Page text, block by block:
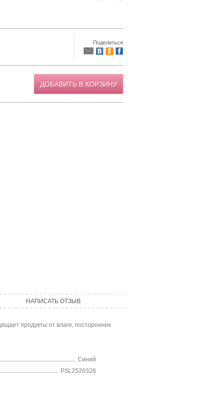
Поделиться
ДОБАВИТЬ В КОРЗИНУ
НАПИСАТЬ ОТЗЫВ
продукты от влаги, посторонних
Синий
PSL2520328